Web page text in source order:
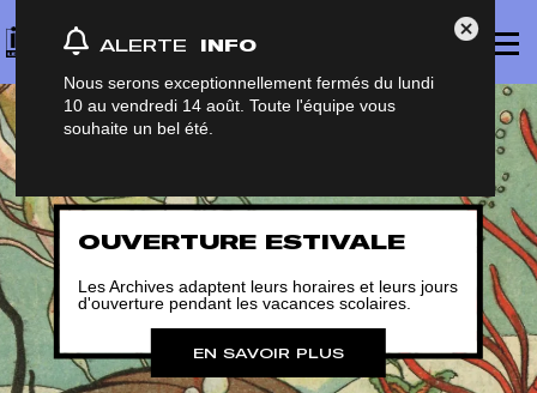
Fermer
ALERTE INFO
Nous serons exceptionnellement fermés du lundi
10 au vendredi 14 août. Toute l'équipe vous
souhaite un bel été.
le
OUVERTURE ESTIVALE
Les Archives adaptent leurs horaires et leurs jours
d'ouverture pendant les vacances scolaires.
EN SAVOIR PLUS